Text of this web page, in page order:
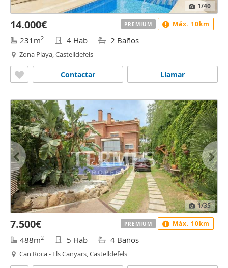
1/40
14.000€
231m2 4 Hab 2 Baños
Zona Playa, Castelldefels
Llamar
Contactar
PREMIUM Máx. 10km
1/35
7.500€
488m2 5 Hab 4 Baños
Can Roca - Els Canyars, Castelldefels
PREMIUM Máx. 10km